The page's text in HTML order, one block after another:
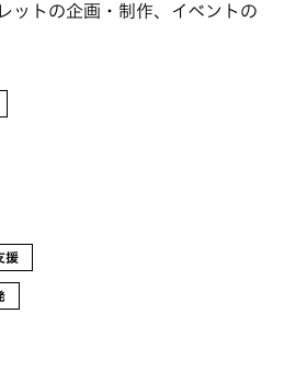
ットの企画・制作、イベントの
援